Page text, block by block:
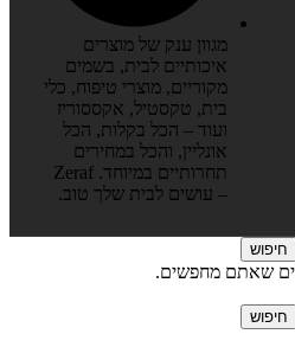
מגוון ענק של מוצרים
איכותיים לבית, בשמים
מקוריים, מוצרי טיפוח, כלי
בית, טקסטיל, אקססוריז
ועוד – הכל בקלות, הכל
אונליין, והכל במחירים
תחרותיים במיוחד. Zeraf
– עושים לבית שלך טוב.
חיפוש
שאתם מחפשים.
חיפוש